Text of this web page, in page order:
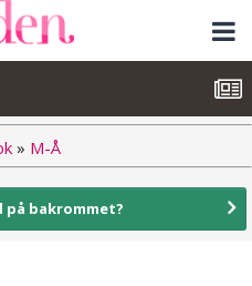
» M-Å
på bakrommet?